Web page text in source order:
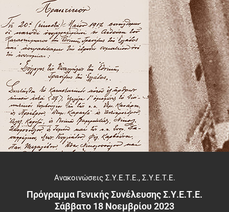
Ανακοινώσεις Σ.Υ.Ε.Τ.Ε., Σ.Υ.Ε.Τ.Ε.
Πρόγραμμα Γενικής Συνέλευσης Σ.Υ.Ε.Τ.Ε.
Σάββατο 18 Νοεμβρίου 2023